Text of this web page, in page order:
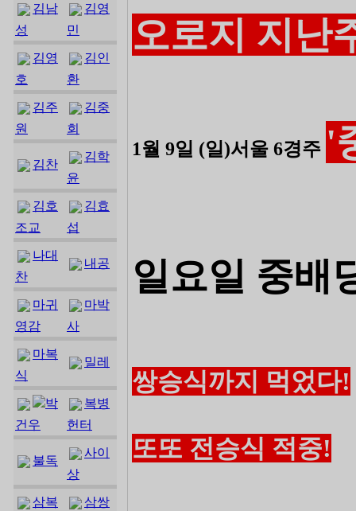
김남
성
김영
민
김영
호
김인
환
김주
원
김중
회
김찬
김학
윤
김호
조교
김효
섭
나대
찬
내공
마귀
영감
마박
사
마복
식
밀레
박
건우
복병
헌터
불독
사이
상
삼복
삼쌍
오로지 지난
1월 9일 (일)서울 6경주 '
일요일 중배
쌍승식까지 먹었다!
또또 전승식 적중!